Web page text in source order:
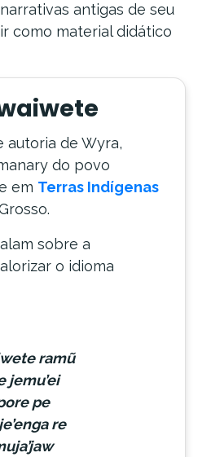
antigas de seu
como material didático
autoria de Wyra,
do povo
em Terras Indígenas
sobre a
o idioma
ramũ
jemu’ei
pe
re